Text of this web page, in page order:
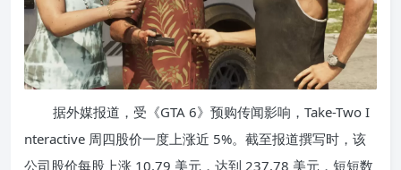
据外媒报道，受《GTA 6》预购传闻影响，Take-Two I
nteractive 周四股价一度上涨近 5%。截至报道撰写时，该
公司股价每股上涨 10.79 美元，达到 237.78 美元，短短数